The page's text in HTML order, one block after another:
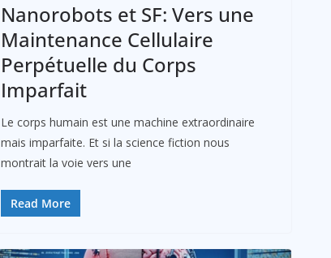
Nanorobots et SF: Vers une
Maintenance Cellulaire
Perpétuelle du Corps
Imparfait
Le corps humain est une machine extraordinaire
mais imparfaite. Et si la science fiction nous
montrait la voie vers une
Read More